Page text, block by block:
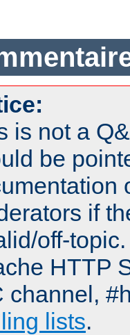
is not a
be
if
off-
HTTP
channel,
lists.